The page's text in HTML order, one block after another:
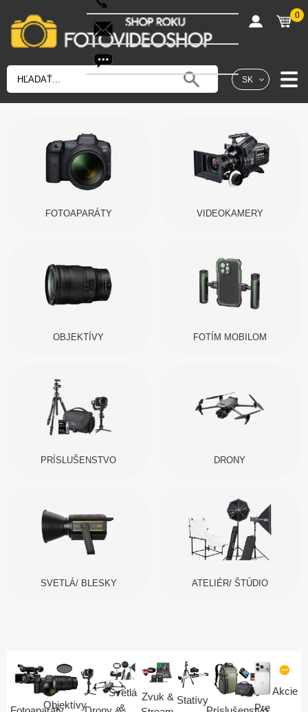
SK
shop@fotovideoshop.sk
0
FOTOAPARÁTY VIDEOKAMERY
OBJEKTÍVY FOTÍM MOBILOM
PRÍSLUŠENSTVO DRONY
SVETLÁ/ BLESKY ATELIÉR/ ŠTÚDIO
Objektívy
Svetlá
&
Zvuk & Statívy
Pre
Akcie